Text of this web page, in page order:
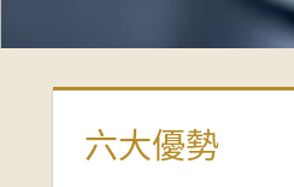
醫
診
六大優勢